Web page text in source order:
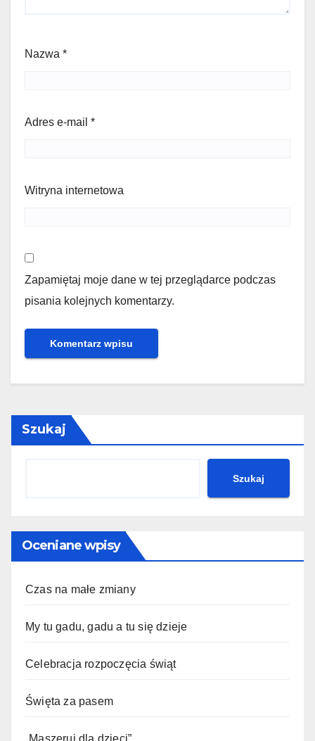
Nazwa *
Adres e-mail *
Witryna internetowa
Zapamiętaj moje dane w tej przeglądarce podczas
pisania kolejnych komentarzy.
Szukaj
Szukaj
Oceniane wpisy
Czas na małe zmiany
My tu gadu, gadu a tu się dzieje
Celebracja rozpoczęcia świąt
Święta za pasem